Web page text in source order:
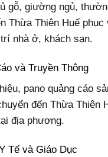
gỗ, giường ngủ,
Thừa Thiên Huế phục
nhà ở, khách sạn.
và Truyền Thông
pano quảng cáo
đến Thừa Thiên
địa phương.
Tế và Giáo Dục